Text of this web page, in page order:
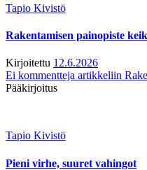
Tapio Kivistö
Rakentamisen painopiste
Kirjoitettu 12.6.2026
Ei kommentteja artikkeliin
Pääkirjoitus
Tapio Kivistö
Pieni virhe, suuret vahingot